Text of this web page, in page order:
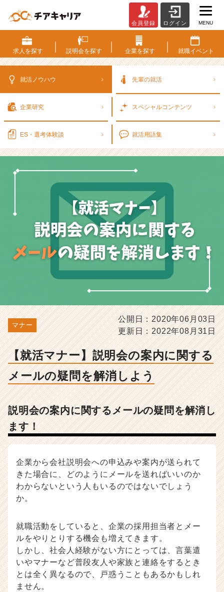
活
マ
ナ
案
メ
ル
の
疑
問
を
解
消
し
よ
策・
就
活
ノ
ハ
ウ
事
ベ
ン
チ
ャ
企
業
か
ら
ス
会員登録 ログイン MENU
求人を探す 説明会を探す 企業を探す 就職イベント
就活ノウハウ 先輩の就活
企業研究 スペシャルコンテンツ
ES・選考体験談 就活用語集
マナー
公開日：2020年06月03日
更新日：2022年08月31日
【就活マナー】説明会の案内に関する
メールの疑問を解消しよう
説明会の案内に関するメールの疑問を解消し
ます！
企業から会社説明会への申込みや案内が送られて
きた場合に、どのようにメールを送ればいいのか
わからないという人もいるのではないでしょう
か。
就職活動をしていると、企業の採用担当者とメー
ルをやりとりする機会も増えてきます。
しかし、社会人経験がない方にとっては、言葉遣
いやマナーなど普段友人や家族と連絡をするとき
とは全く異なるので、戸惑うこともあるかもしれ
ません。